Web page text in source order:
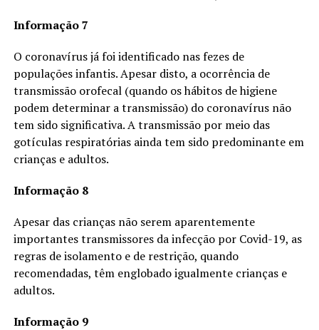
Informação 7
O coronavírus já foi identificado nas fezes de
populações infantis. Apesar disto, a ocorrência de
transmissão orofecal (quando os hábitos de higiene
podem determinar a transmissão) do coronavírus não
tem sido significativa. A transmissão por meio das
gotículas respiratórias ainda tem sido predominante em
crianças e adultos.
Informação 8
Apesar das crianças não serem aparentemente
importantes transmissores da infecção por Covid-19, as
regras de isolamento e de restrição, quando
recomendadas, têm englobado igualmente crianças e
adultos.
Informação 9